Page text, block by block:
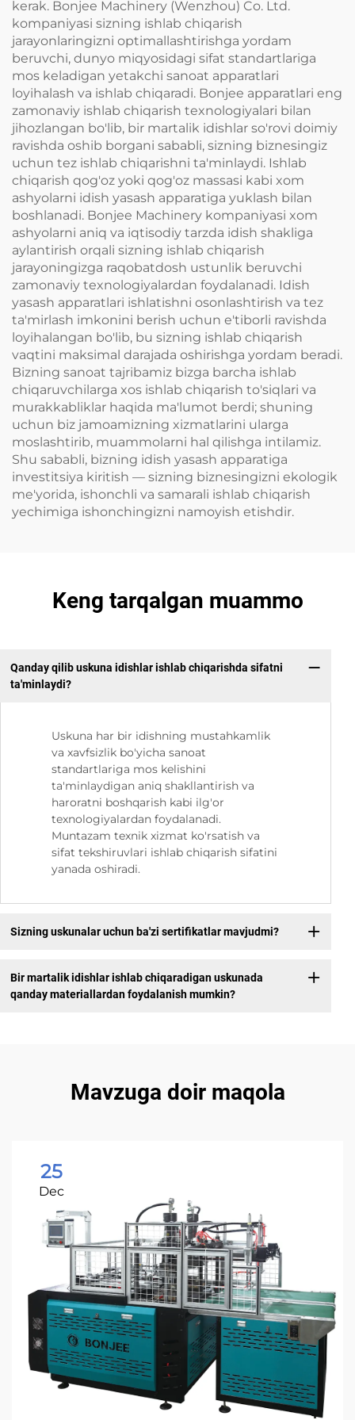
kerak. Bonjee Machinery (Wenzhou) Co. Ltd.
kompaniyasi sizning ishlab chiqarish
jarayonlaringizni optimallashtirishga yordam
beruvchi, dunyo miqyosidagi sifat standartlariga
mos keladigan yetakchi sanoat apparatlari
loyihalash va ishlab chiqaradi. Bonjee apparatlari eng
zamonaviy ishlab chiqarish texnologiyalari bilan
jihozlangan bo'lib, bir martalik idishlar so'rovi doimiy
ravishda oshib borgani sababli, sizning biznesingiz
uchun tez ishlab chiqarishni ta'minlaydi. Ishlab
chiqarish qog'oz yoki qog'oz massasi kabi xom
ashyolarni idish yasash apparatiga yuklash bilan
boshlanadi. Bonjee Machinery kompaniyasi xom
ashyolarni aniq va iqtisodiy tarzda idish shakliga
aylantirish orqali sizning ishlab chiqarish
jarayoningizga raqobatdosh ustunlik beruvchi
zamonaviy texnologiyalardan foydalanadi. Idish
yasash apparatlari ishlatishni osonlashtirish va tez
ta'mirlash imkonini berish uchun e'tiborli ravishda
loyihalangan bo'lib, bu sizning ishlab chiqarish
vaqtini maksimal darajada oshirishga yordam beradi.
Bizning sanoat tajribamiz bizga barcha ishlab
chiqaruvchilarga xos ishlab chiqarish to'siqlari va
murakkabliklar haqida ma'lumot berdi; shuning
uchun biz jamoamizning xizmatlarini ularga
moslashtirib, muammolarni hal qilishga intilamiz.
Shu sababli, bizning idish yasash apparatiga
investitsiya kiritish — sizning biznesingizni ekologik
me'yorida, ishonchli va samarali ishlab chiqarish
yechimiga ishonchingizni namoyish etishdir.
Keng tarqalgan muammo
Qanday qilib uskuna idishlar ishlab chiqarishda sifatni
ta'minlaydi?
Uskuna har bir idishning mustahkamlik
va xavfsizlik bo'yicha sanoat
standartlariga mos kelishini
ta'minlaydigan aniq shakllantirish va
haroratni boshqarish kabi ilg'or
texnologiyalardan foydalanadi.
Muntazam texnik xizmat ko'rsatish va
sifat tekshiruvlari ishlab chiqarish sifatini
yanada oshiradi.
Sizning uskunalar uchun ba'zi sertifikatlar mavjudmi?
Bir martalik idishlar ishlab chiqaradigan uskunada
qanday materiallardan foydalanish mumkin?
Mavzuga doir maqola
25
Dec